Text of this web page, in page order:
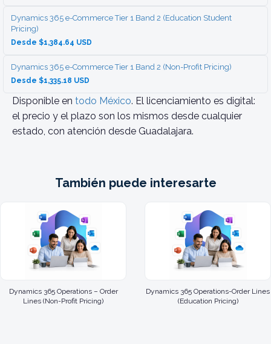
Dynamics 365 e-Commerce Tier 1 Band 2 (Education Student
Pricing)
Desde $1,384.64 USD
Dynamics 365 e-Commerce Tier 1 Band 2 (Non-Profit Pricing)
Desde $1,335.18 USD
Disponible en todo México. El licenciamiento es digital:
el precio y el plazo son los mismos desde cualquier
estado, con atención desde Guadalajara.
También puede interesarte
Dynamics 365 Operations – Order
Lines (Non-Profit Pricing)
Dynamics 365 Operations-Order Lines
(Education Pricing)